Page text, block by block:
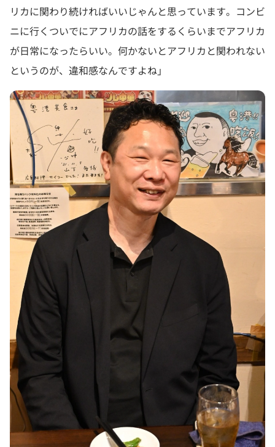
リカに関わり続ければいいじゃんと思っています。コンビ
ニに行くついでにアフリカの話をするくらいまでアフリカ
が日常になったらいい。何かないとアフリカと関われない
というのが、違和感なんですよね」